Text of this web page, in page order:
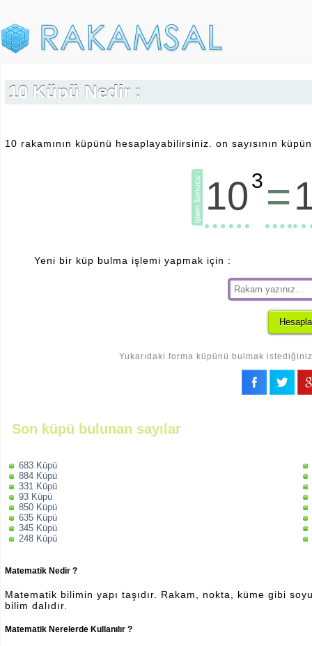
10 Küpü Nedir :
10 rakamının küpünü hesaplayabilirsiniz. on sayısının
10 3 =
Yeni bir küp bulma işlemi yapmak için :
Yukarıdaki forma küpünü bulmak
Son küpü bulunan sayılar
683 Küpü
884 Küpü
331 Küpü
93 Küpü
850 Küpü
635 Küpü
345 Küpü
248 Küpü
Matematik Nedir ?
Matematik bilimin yapı taşıdır. Rakam, nokta, küme gibi
bilim dalıdır.
Matematik Nerelerde Kullanılır ?